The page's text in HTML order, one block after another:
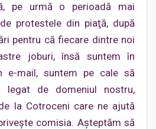
pe urmă o perioadă mai
protestele din piaţă, după
pentru că fiecare dintre noi
joburi, însă suntem în
e-mail, suntem pe cale să
legat de domeniul nostru,
la Cotroceni care ne ajută
comisia. Aşteptăm să